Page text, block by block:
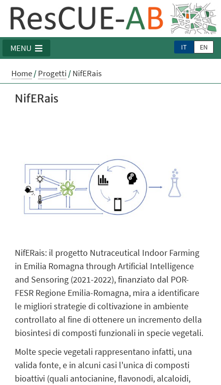
IT EN
MENU
Home/Progetti /NifERais
NifERais
NifERais: il progetto Nutraceutical Indoor Farming
in Emilia Romagna through Artificial Intelligence
and Sensoring (2021-2022),finanziato dal POR-
FESR Regione Emilia-Romagna, mira a identificare
le migliori strategie di coltivazione in ambiente
controllato al fine di ottenere un incremento della
biosintesi di composti funzionali in specie vegetali.
Molte specie vegetali rappresentano infatti, una
valida fonte, e in alcuni casi l'unica di composti
bioattivi (quali antocianine, flavonodi, alcaloidi,